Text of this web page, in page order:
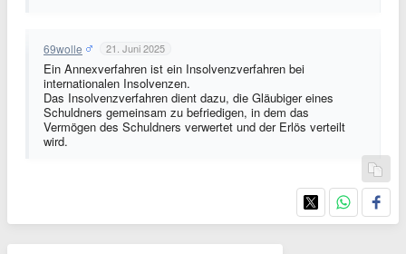
69wolle 21. Juni 2025
Ein Annexverfahren ist ein Insolvenzverfahren bei
internationalen Insolvenzen.
Das Insolvenzverfahren dient dazu, die Gläubiger eines
Schuldners gemeinsam zu befriedigen, in dem das
Vermögen des Schuldners verwertet und der Erlös verteilt
wird.